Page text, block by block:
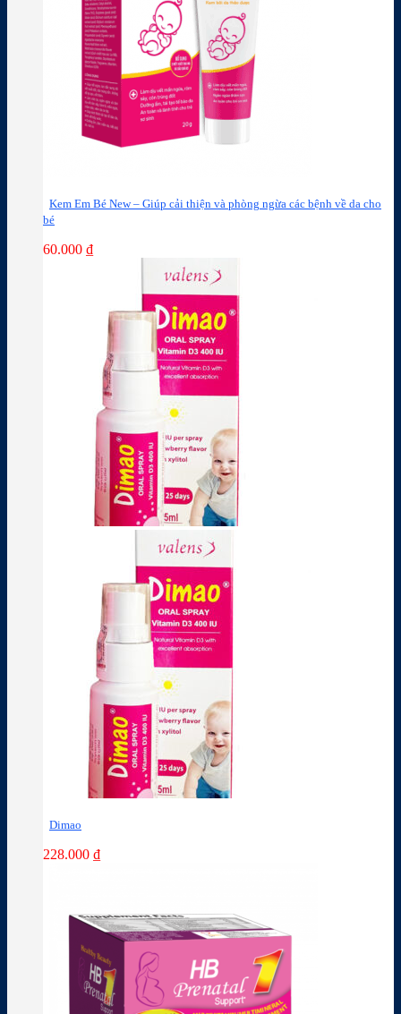
Kem Em Bé New – Giúp cải thiện và phòng ngừa các bệnh về da cho
bé
60.000 ₫
Dimao
228.000 ₫